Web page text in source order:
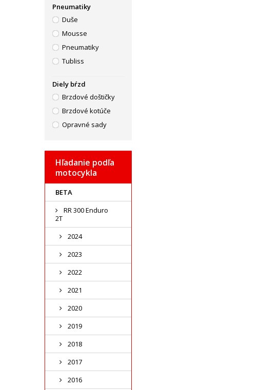
Pneumatiky
Duše
Mousse
Pneumatiky
Tubliss
Diely bŕzd
Brzdové doštičky
Brzdové kotúče
Opravné sady
Hľadanie podľa
motocykla
BETA
RR 300 Enduro
2T
2024
2023
2022
2021
2020
2019
2018
2017
2016